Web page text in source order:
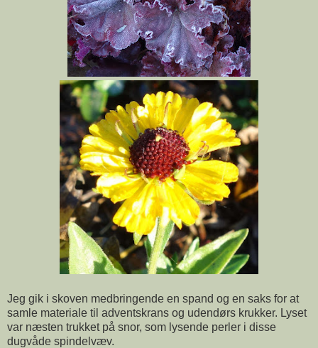
Jeg gik i skoven medbringende en spand og en saks for at
samle materiale til adventskrans og udendørs krukker. Lyset
var næsten trukket på snor, som lysende perler i disse
dugvåde spindelvæv.